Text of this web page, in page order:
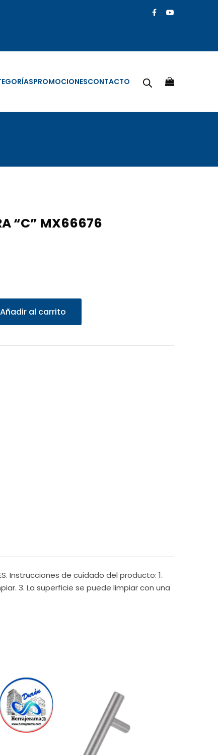
PROMOCIONESCONTACTO
“C” MX66676
Añadir al carrito
Instrucciones de cuidado del producto: 1.
3. La superficie se puede limpiar con una